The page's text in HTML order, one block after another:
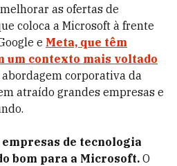
as ofertas de
coloca a Microsoft à frente
e Meta, que têm
um contexto mais voltado
abordagem corporativa da
atraído grandes empresas e
de tecnologia
bom para a Microsoft. O